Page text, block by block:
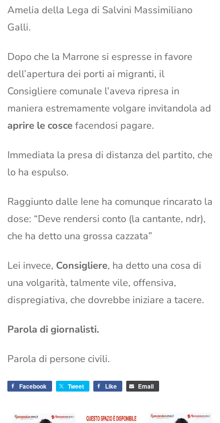
Amelia della Lega di Salvini Massimiliano
Galli.
Dopo che la Marrone si espresse in favore
dell’apertura dei porti ai migranti, il
Consigliere comunale l’aveva ripresa in
maniera estremamente volgare invitandola ad
aprire le cosce facendosi pagare.
Immediata la presa di distanza del partito, che
lo ha espulso.
Raggiunto dalle Iene ha comunque rincarato la
dose: “Deve rendersi conto (la cantante, ndr),
che ha detto una grossa cazzata”
Lei invece, Consigliere, ha detto una cosa di
una volgarità, talmente vile, offensiva,
dispregiativa, che dovrebbe iniziare a tacere.
Parola di giornalisti.
Parola di persone civili.
Facebook Tweet Like Email